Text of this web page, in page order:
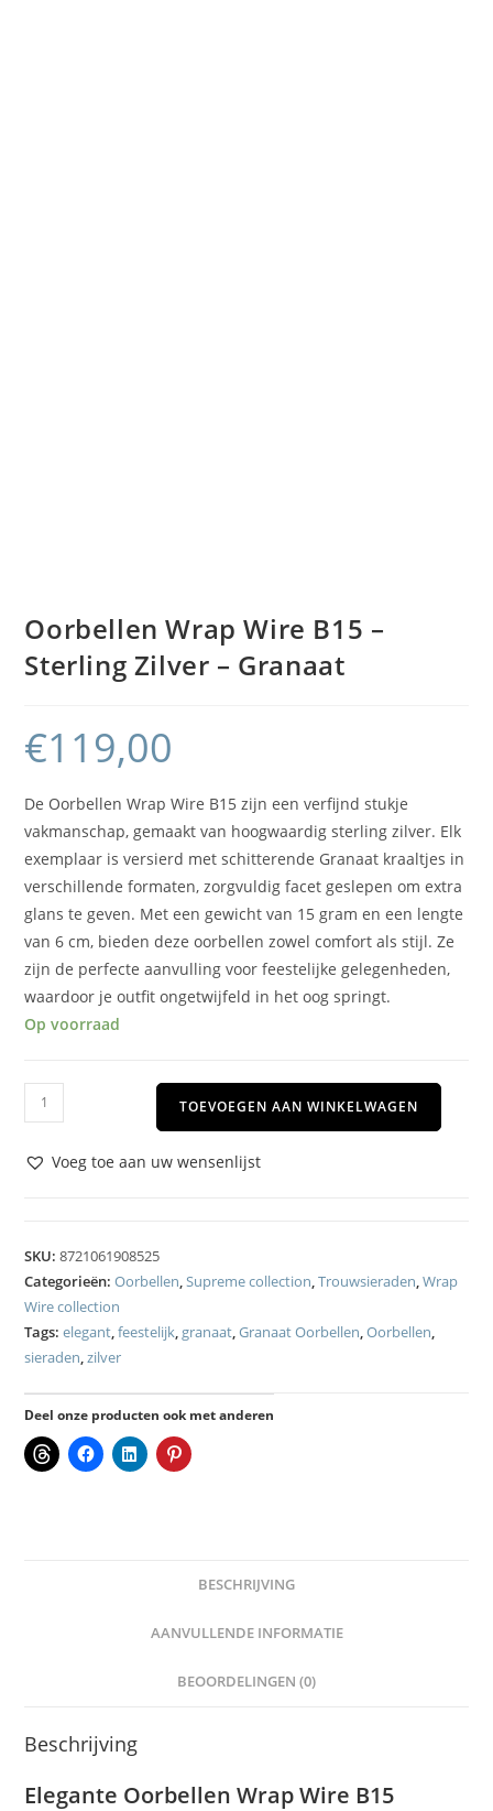
Oorbellen Wrap Wire B15 –
Sterling Zilver – Granaat
€119,00
De Oorbellen Wrap Wire B15 zijn een verfijnd stukje
vakmanschap, gemaakt van hoogwaardig sterling zilver. Elk
exemplaar is versierd met schitterende Granaat kraaltjes in
verschillende formaten, zorgvuldig facet geslepen om extra
glans te geven. Met een gewicht van 15 gram en een lengte
van 6 cm, bieden deze oorbellen zowel comfort als stijl. Ze
zijn de perfecte aanvulling voor feestelijke gelegenheden,
waardoor je outfit ongetwijfeld in het oog springt.
Op voorraad
TOEVOEGEN AAN WINKELWAGEN
Voeg toe aan uw wensenlijst
SKU:8721061908525
Categorieën:Oorbellen,Supreme collection,Trouwsieraden,Wrap
Wire collection
Tags:elegant,feestelijk, granaat,Granaat Oorbellen,Oorbellen,
sieraden,zilver
Deel onze producten ook met anderen
BESCHRIJVING
AANVULLENDE INFORMATIE
BEOORDELINGEN (0)
Beschrijving
Elegante Oorbellen Wrap Wire B15